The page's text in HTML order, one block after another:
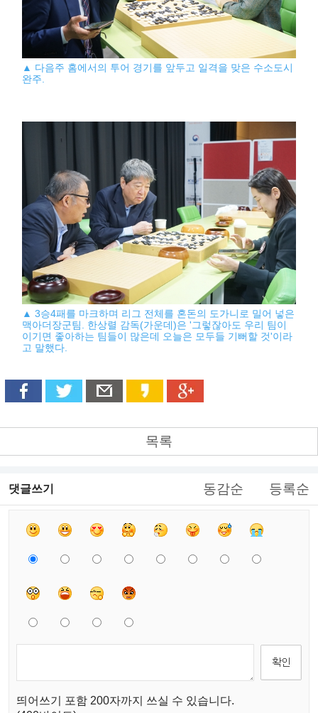
▲ 다음주 홈에서의 투어 경기를 앞두고 일격을 맞은 수소도시
완주.
▲ 3승4패를 마크하며 리그 전체를 혼돈의 도가니로 밀어 넣은
맥아더장군팀. 한상렬 감독(가운데)은 '그렇잖아도 우리 팀이
이기면 좋아하는 팀들이 많은데 오늘은 모두들 기뻐할 것'이라
고 말했다.
목록
댓글쓰기 동감순 등록순
띄어쓰기 포함 200자까지 쓰실 수 있습니다.